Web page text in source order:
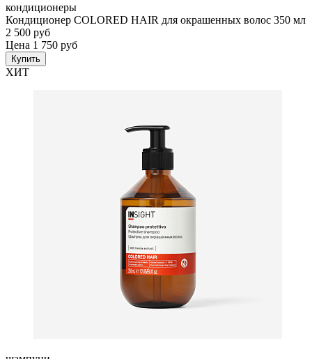
кондиционеры
Кондиционер COLORED HAIR для окрашенных волос 350 мл
2 500 руб
Цена 1 750 руб
Купить
ХИТ